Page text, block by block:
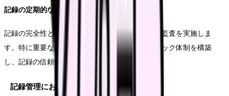
記録の定期的な監査
記録の完全性と正確性を確保するため、定期的な監査を実施しま
す。特に重要な記録項目については、ダブルチェック体制を構築
し、記録の信頼性を高めます。
記録管理における教育体制